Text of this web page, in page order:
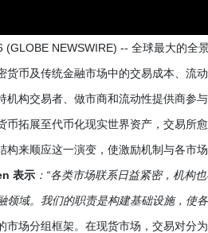
NEWSWIRE) -- 全球最大的全
货币及传统金融市场中的交易成本、流
机构交易者、做市商和流动性提供商参
币拓展至代币化现实世界资产，交易所
构来顺应这一演变，使激励机制与各市
表示 ：“各类市场联系日益紧密，机构
领域。我们的职责是构建基础设施，使
市场分组框架。在现货市场，交易对分